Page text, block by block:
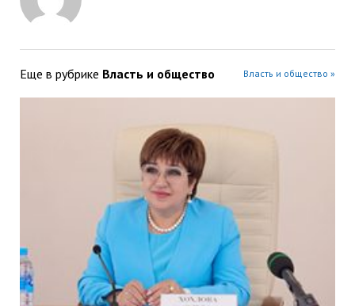
Еще в рубрике Власть и общество Власть и общество »